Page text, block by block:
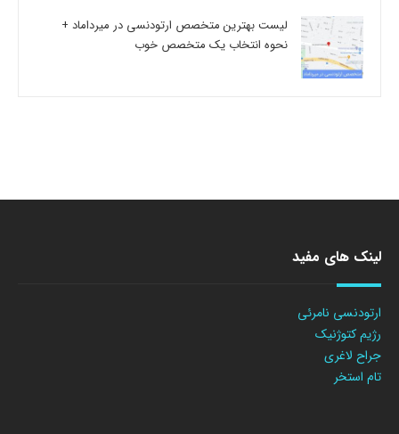
لیست بهترین متخصص ارتودنسی در میرداماد +
نحوه انتخاب یک متخصص خوب
لینک های مفید
ارتودنسی نامرئی
رژیم کتوژنیک
جراح لاغری
تام استخر